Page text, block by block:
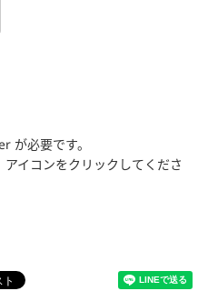
が必要です。
イコンをクリックしてくださ